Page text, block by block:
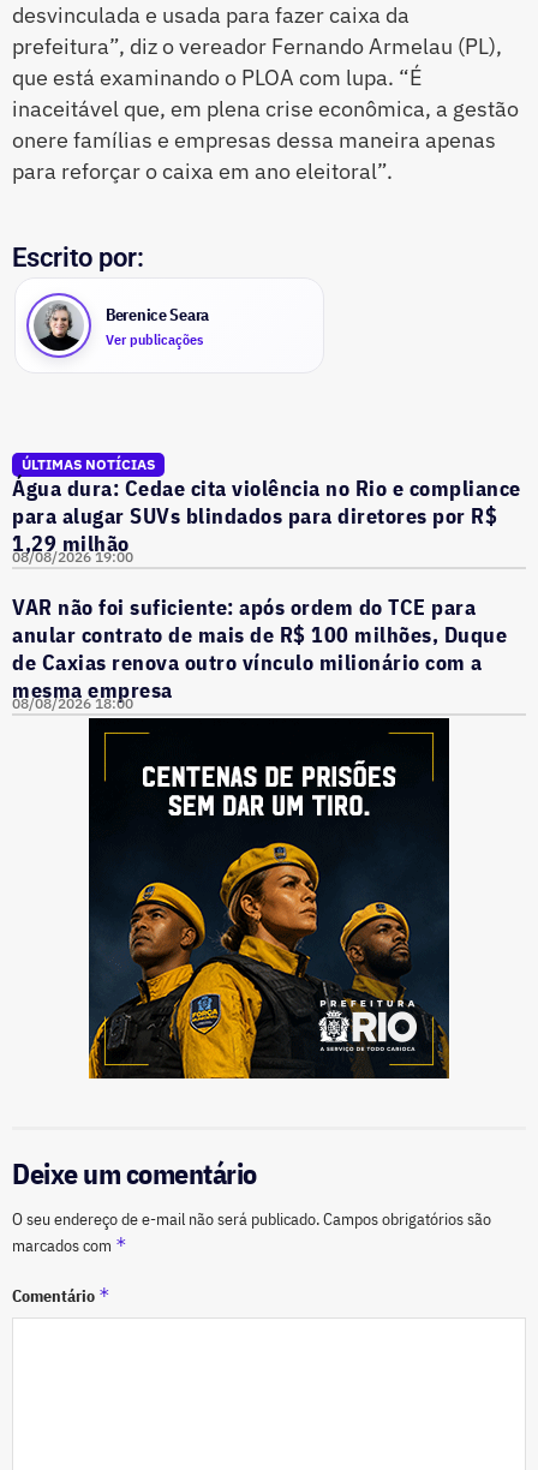
desvinculada e usada para fazer caixa da
prefeitura”, diz o vereador Fernando Armelau (PL),
que está examinando o PLOA com lupa. “É
inaceitável que, em plena crise econômica, a gestão
onere famílias e empresas dessa maneira apenas
para reforçar o caixa em ano eleitoral”.
Escrito por:
Berenice Seara
Ver publicações
ÚLTIMAS NOTÍCIAS
Água dura: Cedae cita violência no Rio e compliance
para alugar SUVs blindados para diretores por R$
1,29 milhão
08/08/2026 19:00
VAR não foi suficiente: após ordem do TCE para
anular contrato de mais de R$ 100 milhões, Duque
de Caxias renova outro vínculo milionário com a
mesma empresa
08/08/2026 18:00
Deixe um comentário
O seu endereço de e-mail não será publicado.Campos obrigatórios são
marcados com *
Comentário *